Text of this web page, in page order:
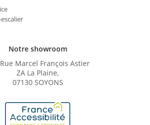
Notre showroom
Marcel François Astier
ZA La Plaine,
07130 SOYONS